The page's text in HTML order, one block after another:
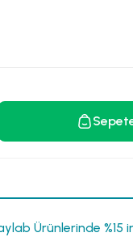
Ürünlerinde %15